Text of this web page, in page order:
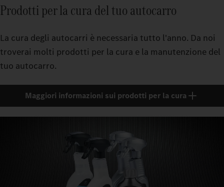
Prodotti per la cura del tuo autocarro
La cura degli autocarri è necessaria tutto l'anno. Da noi
troverai molti prodotti per la cura e la manutenzione del
tuo autocarro.
Maggiori informazioni sui prodotti per la cura